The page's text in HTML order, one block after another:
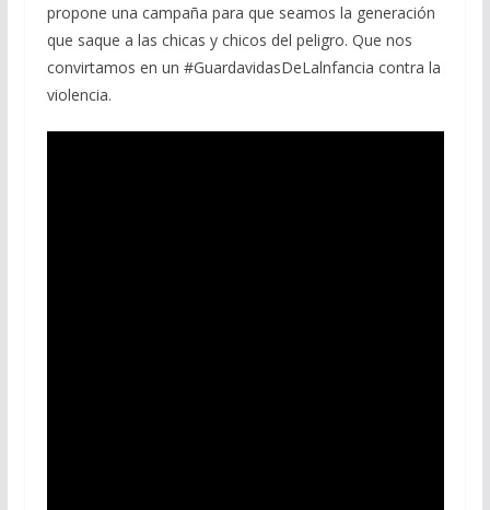
propone una campaña para que seamos la generación
que saque a las chicas y chicos del peligro. Que nos
convirtamos en un #GuardavidasDeLalnfancia contra la
violencia.